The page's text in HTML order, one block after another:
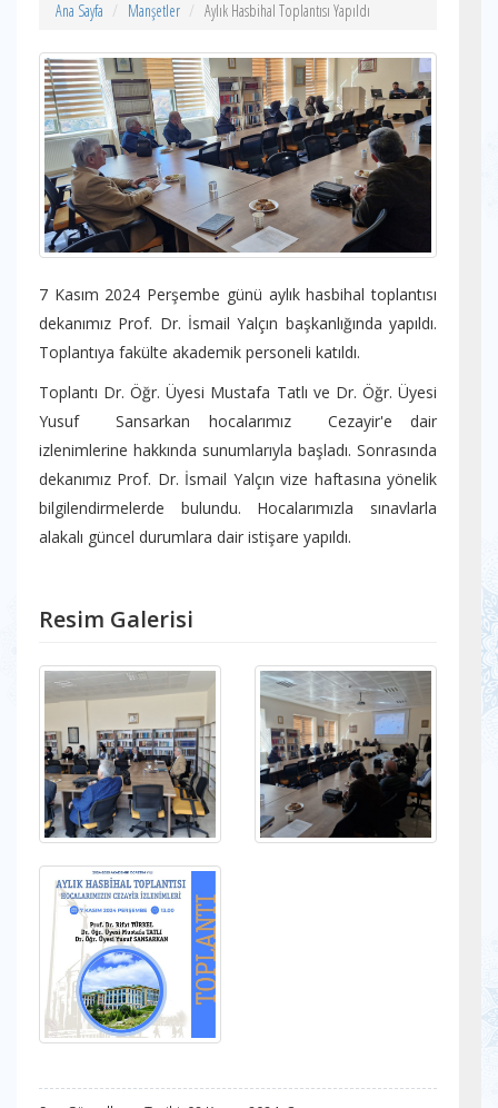
Ana Sayfa Manşetler Aylık Hasbihal Toplantısı Yapıldı
7 Kasım 2024 Perşembe günü aylık hasbihal toplantısı
dekanımız Prof. Dr. İsmail Yalçın başkanlığında yapıldı.
Toplantıya fakülte akademik personeli katıldı.
Toplantı Dr. Öğr. Üyesi Mustafa Tatlı ve Dr. Öğr. Üyesi
Yusuf Sansarkan hocalarımız Cezayir'e dair
izlenimlerine hakkında sunumlarıyla başladı. Sonrasında
dekanımız Prof. Dr. İsmail Yalçın vize haftasına yönelik
bilgilendirmelerde bulundu. Hocalarımızla sınavlarla
alakalı güncel durumlara dair istişare yapıldı.
Resim Galerisi